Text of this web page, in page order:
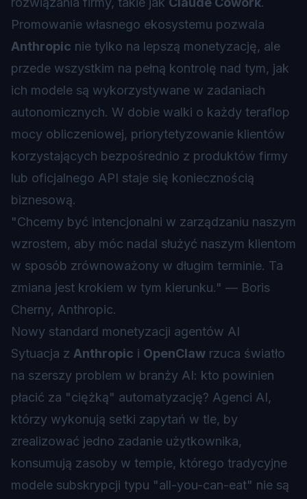
Promowanie własnego ekosystemu pozwala
Anthropic nie tylko na lepszą monetyzację, ale
przede wszystkim na pełną kontrolę nad tym, jak
ich modele są wykorzystywane w zadaniach
autonomicznych. W dobie walki o każdy teraflop
mocy obliczeniowej, priorytetyzowanie klientów
korzystających bezpośrednio z produktów firmy
lub oficjalnego API staje się koniecznością
biznesową.
"Chcemy być intencjonalni w zarządzaniu naszym
wzrostem, aby móc nadal służyć naszym klientom
w sposób zrównoważony w długim terminie. Ta
zmiana jest krokiem w tym kierunku." — Boris
Cherny, Anthropic.
Nowy standard monetyzacji agentów AI
Sytuacja z Anthropic i OpenClaw rzuca światło
na szerszy problem w branży AI: kto powinien
płacić za "ciężką" automatyzację? Agenci AI,
którzy wykonują setki zapytań w tle, by
zrealizować jedno zadanie użytkownika,
konsumują zasoby w tempie, którego tradycyjne
modele subskrypcji typu "all-you-can-eat" nie są